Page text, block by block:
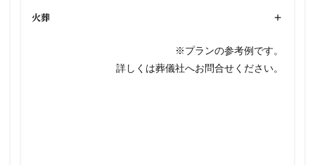
火葬 +
※プランの参考例です。
詳しくは葬儀社へお問合せください。